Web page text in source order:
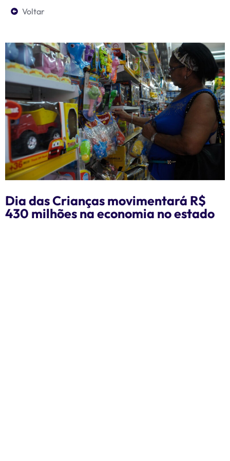
Voltar
Dia das Crianças movimentará R$
430 milhões na economia no estado